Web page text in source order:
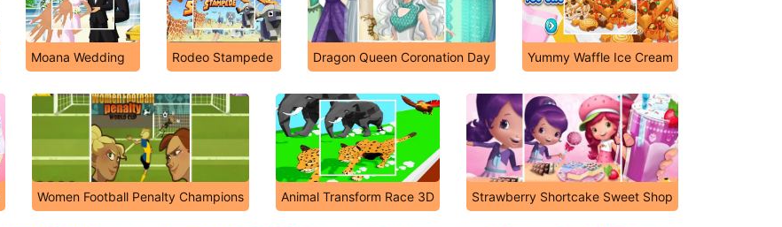
Moana Wedding Rodeo Stampede Dragon Queen Coronation Day Yummy Waffle Ice Cream
Women Football Penalty Champions Animal Transform Race 3D Strawberry Shortcake Sweet Shop